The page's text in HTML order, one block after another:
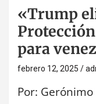
«Trump
para
febrero 12, 2025
Por: